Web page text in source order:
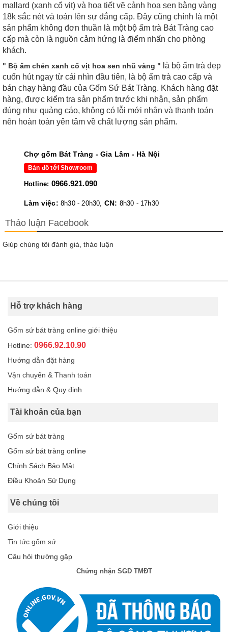
mallard (xanh cổ vịt) và họa tiết vẽ cảnh hoa sen bằng vàng
18k sắc nét và toán lên sự đẳng cấp. Đây cũng chính là một
sản phẩm không đơn thuần là một bộ ấm trà Bát Tràng cao
cấp mà còn là nguồn cảm hứng là điểm nhấn cho phòng
khách.
" Bộ ấm chén xanh cổ vịt hoa sen nhũ vàng " là bộ ấm trà đẹp
cuốn hút ngay từ cái nhìn đầu tiên, là bộ ấm trà cao cấp và
bán chạy hàng đầu của Gốm Sứ Bát Tràng. Khách hàng đặt
hàng, được kiểm tra sản phẩm trước khi nhận, sản phẩm
đúng như quảng cáo, không có lỗi mới nhận và thanh toán
nên hoàn toàn yên tâm về chất lượng sản phẩm.
Chợ gốm Bát Tràng - Gia Lâm - Hà Nội
Bản đồ tới Showroom
Hotline: 0966.921.090
Làm việc: 8h30 - 20h30, CN: 8h30 - 17h30
Thảo luận Facebook
Giúp chúng tôi đánh giá, thảo luận
Hỗ trợ khách hàng
Gốm sứ bát tràng online giới thiệu
Hotline: 0966.92.10.90
Hướng dẫn đặt hàng
Vận chuyển & Thanh toán
Hướng dẫn & Quy định
Tài khoản của bạn
Gốm sứ bát tràng
Gốm sứ bát tràng online
Chính Sách Bảo Mật
Điều Khoản Sử Dụng
Về chúng tôi
Giới thiệu
Tin tức gốm sứ
Câu hỏi thường gặp
Chứng nhận SGD TMĐT